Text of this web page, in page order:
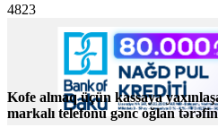
4823
Kofe almaq üçün kassaya
markalı telefonu gənc oğlan